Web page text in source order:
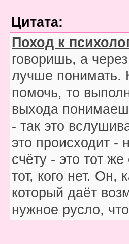
Цитата:
Поход к
говоришь, а
лучше понимать.
помочь, то
выхода
- так это
это происходит -
счёту - это тот
тот, кого нет. Он,
который даёт
нужное русло,